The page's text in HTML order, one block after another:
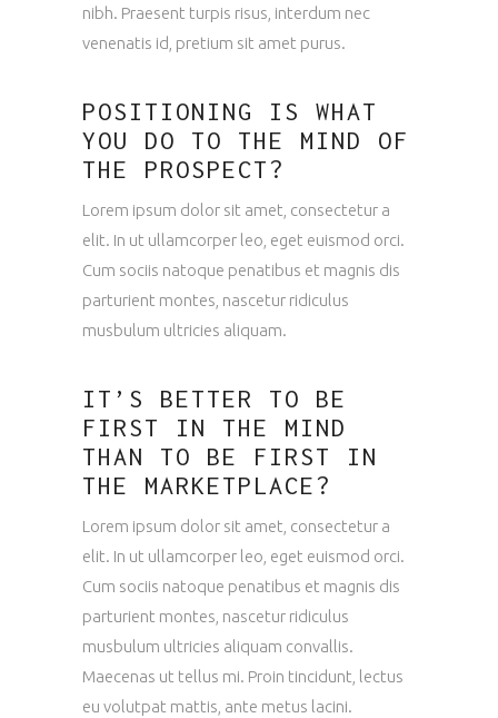
nibh. Praesent turpis risus, interdum nec
venenatis id, pretium sit amet purus.
POSITIONING IS WHAT
YOU DO TO THE MIND OF
THE PROSPECT?
Lorem ipsum dolor sit amet, consectetur a
elit. In ut ullamcorper leo, eget euismod orci.
Cum sociis natoque penatibus et magnis dis
parturient montes, nascetur ridiculus
musbulum ultricies aliquam.
IT’S BETTER TO BE
FIRST IN THE MIND
THAN TO BE FIRST IN
THE MARKETPLACE?
Lorem ipsum dolor sit amet, consectetur a
elit. In ut ullamcorper leo, eget euismod orci.
Cum sociis natoque penatibus et magnis dis
parturient montes, nascetur ridiculus
musbulum ultricies aliquam convallis.
Maecenas ut tellus mi. Proin tincidunt, lectus
eu volutpat mattis, ante metus lacini.